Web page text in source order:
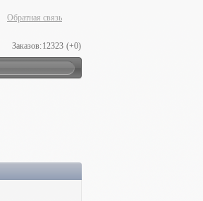
Обратная связь
Заказов:12323 (+0)